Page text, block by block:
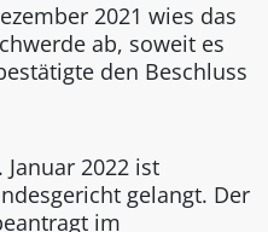
2021 wies das
ab, soweit es
den Beschluss
2022 ist
gelangt. Der
im